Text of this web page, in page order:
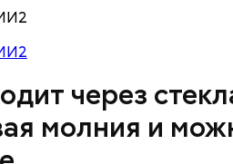
через
молния и
солдаты не знали о
жизнь он совершил
не получить штраф